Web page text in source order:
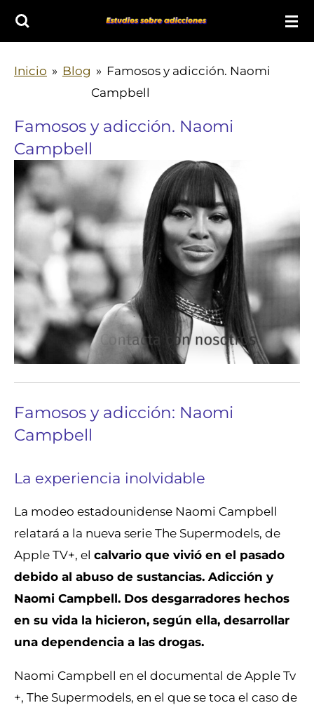
al
Inicio » Blog » Famosos y adicción. Naomi
Campbell
Famosos y adicción. Naomi
Campbell
Famosos y adicción: Naomi
Campbell
La experiencia inolvidable
La modeo estadounidense Naomi Campbell
relatará a la nueva serie The Supermodels, de
Apple TV+, el calvario que vivió en el pasado
debido al abuso de sustancias. Adicción y
Naomi Campbell. Dos desgarradores hechos
en su vida la hicieron, según ella, desarrollar
una dependencia a las drogas.
Naomi Campbell en el documental de Apple Tv
+, The Supermodels, en el que se toca el caso de